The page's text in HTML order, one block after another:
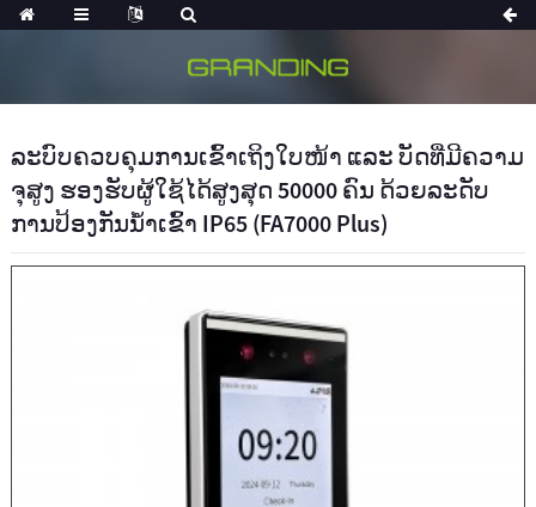
ລະບົບຄວບຄຸມການເຂົ້າເຖິງໃບໜ້າ ແລະ ບັດທີ່ມີຄວາມ
ຈຸສູງ ຮອງຮັບຜູ້ໃຊ້ໄດ້ສູງສຸດ 50000 ຄົນ ດ້ວຍລະດັບ
ການປ້ອງກັນນ້ຳເຂົ້າ IP65 (FA7000 Plus)